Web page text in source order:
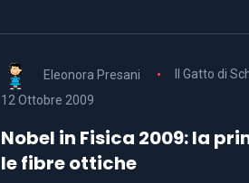
Eleonora Presani
Il Gatto di
12 Ottobre 2009
Nobel in Fisica 2009: la
le fibre ottiche